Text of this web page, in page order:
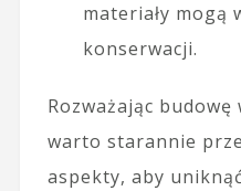
materiały mogą
konserwacji.
Rozważając
warto starannie
aspekty, aby